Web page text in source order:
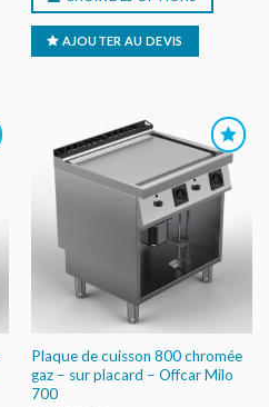
AJOUTER AU DEVIS
AJOUTER
AU DEVIS
Plaque de cuisson 800 chromée
gaz – sur placard – Offcar Milo
700